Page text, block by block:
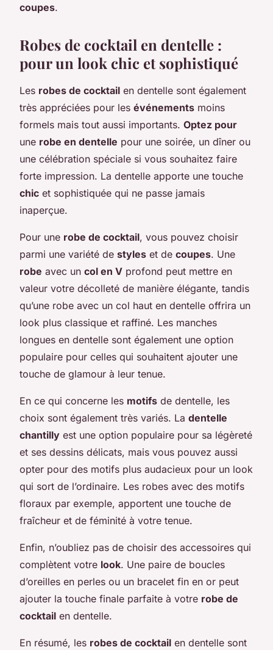
coupes.
Robes de cocktail en dentelle :
pour un look chic et sophistiqué
Les robes de cocktail en dentelle sont également
très appréciées pour les événements moins
formels mais tout aussi importants. Optez pour
une robe en dentelle pour une soirée, un dîner ou
une célébration spéciale si vous souhaitez faire
forte impression. La dentelle apporte une touche
chic et sophistiquée qui ne passe jamais
inaperçue.
Pour une robe de cocktail, vous pouvez choisir
parmi une variété de styles et de coupes. Une
robe avec un col en V profond peut mettre en
valeur votre décolleté de manière élégante, tandis
qu’une robe avec un col haut en dentelle offrira un
look plus classique et raffiné. Les manches
longues en dentelle sont également une option
populaire pour celles qui souhaitent ajouter une
touche de glamour à leur tenue.
En ce qui concerne les motifs de dentelle, les
choix sont également très variés. La dentelle
chantilly est une option populaire pour sa légèreté
et ses dessins délicats, mais vous pouvez aussi
opter pour des motifs plus audacieux pour un look
qui sort de l’ordinaire. Les robes avec des motifs
floraux par exemple, apportent une touche de
fraîcheur et de féminité à votre tenue.
Enfin, n’oubliez pas de choisir des accessoires qui
complètent votre look. Une paire de boucles
d’oreilles en perles ou un bracelet fin en or peut
ajouter la touche finale parfaite à votre robe de
cocktail en dentelle.
En résumé, les robes de cocktail en dentelle sont